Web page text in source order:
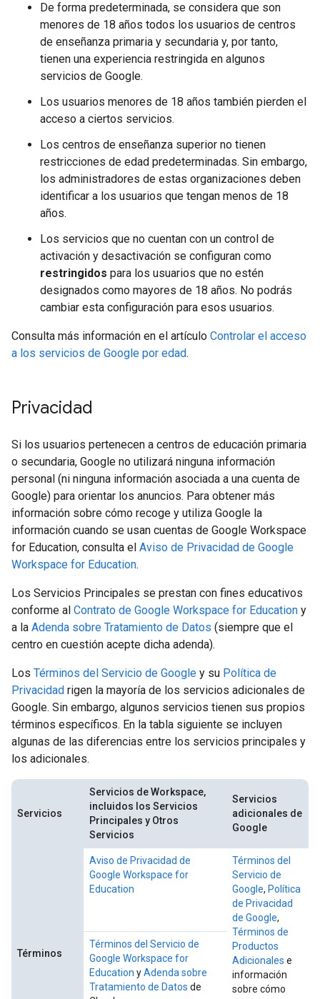
De forma predeterminada, se considera que son
menores de 18 años todos los usuarios de centros
de enseñanza primaria y secundaria y, por tanto,
tienen una experiencia restringida en algunos
servicios de Google.
Los usuarios menores de 18 años también pierden el
acceso a ciertos servicios.
Los centros de enseñanza superior no tienen
restricciones de edad predeterminadas. Sin embargo,
los administradores de estas organizaciones deben
identificar a los usuarios que tengan menos de 18
años.
Los servicios que no cuentan con un control de
activación y desactivación se configuran como
restringidos para los usuarios que no estén
designados como mayores de 18 años. No podrás
cambiar esta configuración para esos usuarios.
Consulta más información en el artículo Controlar el acceso
a los servicios de Google por edad.
Privacidad
Si los usuarios pertenecen a centros de educación primaria
o secundaria, Google no utilizará ninguna información
personal (ni ninguna información asociada a una cuenta de
Google) para orientar los anuncios. Para obtener más
información sobre cómo recoge y utiliza Google la
información cuando se usan cuentas de Google Workspace
for Education, consulta el Aviso de Privacidad de Google
Workspace for Education.
Los Servicios Principales se prestan con fines educativos
conforme al Contrato de Google Workspace for Education y
a la Adenda sobre Tratamiento de Datos (siempre que el
centro en cuestión acepte dicha adenda).
Los Términos del Servicio de Google y su Política de
Privacidad rigen la mayoría de los servicios adicionales de
Google. Sin embargo, algunos servicios tienen sus propios
términos específicos. En la tabla siguiente se incluyen
algunas de las diferencias entre los servicios principales y
los adicionales.
Servicios
Servicios de Workspace,
incluidos los Servicios
Principales y Otros
Servicios
Servicios
adicionales de
Google
Términos
Aviso de Privacidad de
Google Workspace for
Education
Términos del
Servicio de
Google, Política
de Privacidad
de Google,
Términos de
Productos
Adicionales e
información
sobre cómo
Términos del Servicio de
Google Workspace for
Education yAdenda sobre
Tratamiento de Datos de